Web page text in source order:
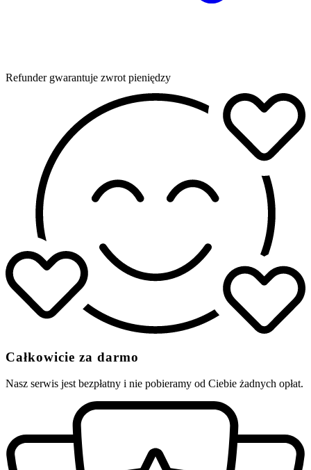
Refunder gwarantuje zwrot pieniędzy
Całkowicie za darmo
Nasz serwis jest bezpłatny i nie pobieramy od Ciebie żadnych opłat.